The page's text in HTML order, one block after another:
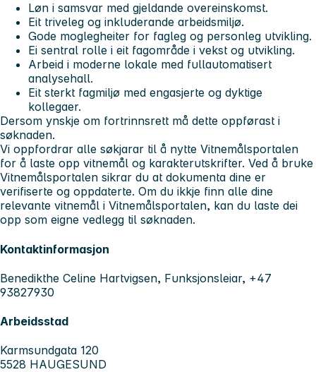
Løn i samsvar med gjeldande overeinskomst.
Eit triveleg og inkluderande arbeidsmiljø.
Gode moglegheiter for fagleg og personleg utvikling.
Ei sentral rolle i eit fagområde i vekst og utvikling.
Arbeid i moderne lokale med fullautomatisert
analysehall.
Eit sterkt fagmiljø med engasjerte og dyktige
kollegaer.
Dersom ynskje om fortrinnsrett må dette oppførast i
søknaden.
Vi oppfordrar alle søkjarar til å nytte Vitnemålsportalen
for å laste opp vitnemål og karakterutskrifter. Ved å bruke
Vitnemålsportalen sikrar du at dokumenta dine er
verifiserte og oppdaterte. Om du ikkje finn alle dine
relevante vitnemål i Vitnemålsportalen, kan du laste dei
opp som eigne vedlegg til søknaden.
Kontaktinformasjon
Benedikthe Celine Hartvigsen, Funksjonsleiar, +47
93827930
Arbeidsstad
Karmsundgata 120
5528 HAUGESUND